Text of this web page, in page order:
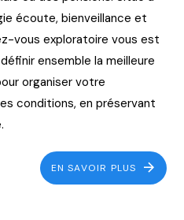
écoute, bienveillance et
vous exploratoire vous est
ensemble la meilleure
organiser votre
conditions, en préservant
EN SAVOIR PLUS